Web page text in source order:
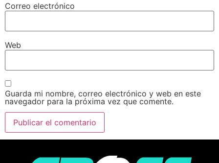
Correo electrónico
Web
Guarda mi nombre, correo electrónico y web en este
navegador para la próxima vez que comente.